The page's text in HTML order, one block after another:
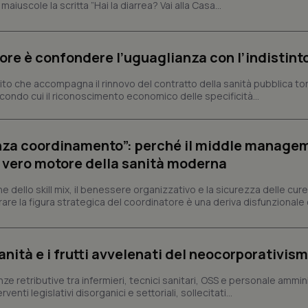
la scritta ”Hai la diarrea? Vai alla Casa...
è confondere l’uguaglianza con
che accompagna il rinnovo del contratto della sanità pubblica
cui il riconoscimento economico delle specificità...
coordinamento”: perché il middle
motore della sanità moderna
dello skill mix, il benessere organizzativo e la sicurezza delle
la figura strategica del coordinatore è una deriva disfunzionale
e i frutti avvelenati del
retributive tra infermieri, tecnici sanitari, OSS e personale
legislativi disorganici e settoriali, sollecitati...
www.quotidianosanita.it
4
2 giorni
Questo cookie è impostato
settimane
2 giorni
assegnare un identificatore
Google LLC
.quotidianosanita.it
1 anno 1
mese
Questo nome di cookie è
Universal Analytics, che è un
utilizzato da Google. Questo
cliente. È incluso in ogni
sito e utilizzato per calcolare i
sessioni e campagne per i
PHP.net
www.quotidianosanita.it
Sessione
Cookie generato da applicazioni
linguaggio PHP. Si tratta di un
generico utilizzato per
un utente tra le pagine.
mese
per mantenere lo stato della